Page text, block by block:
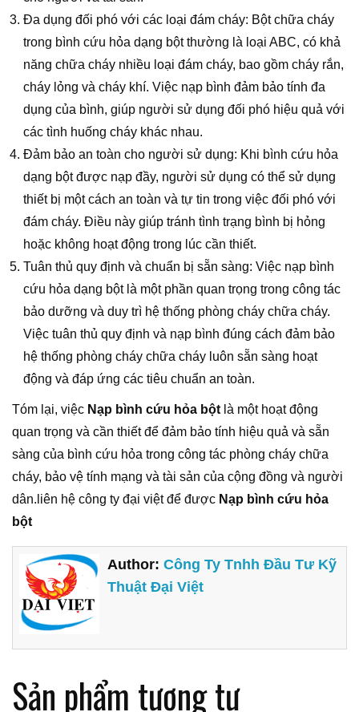
Đa dụng đối phó với các loại đám cháy: Bột chữa cháy
trong bình cứu hỏa dạng bột thường là loại ABC, có khả
năng chữa cháy nhiều loại đám cháy, bao gồm cháy rắn,
cháy lỏng và cháy khí. Việc nạp bình đảm bảo tính đa
dụng của bình, giúp người sử dụng đối phó hiệu quả với
các tình huống cháy khác nhau.
Đảm bảo an toàn cho người sử dụng: Khi bình cứu hỏa
dạng bột được nạp đầy, người sử dụng có thể sử dụng
thiết bị một cách an toàn và tự tin trong việc đối phó với
đám cháy. Điều này giúp tránh tình trạng bình bị hỏng
hoặc không hoạt động trong lúc cần thiết.
Tuân thủ quy định và chuẩn bị sẵn sàng: Việc nạp bình
cứu hỏa dạng bột là một phần quan trọng trong công tác
bảo dưỡng và duy trì hệ thống phòng cháy chữa cháy.
Việc tuân thủ quy định và nạp bình đúng cách đảm bảo
hệ thống phòng cháy chữa cháy luôn sẵn sàng hoạt
động và đáp ứng các tiêu chuẩn an toàn.
Tóm lại, việc Nạp bình cứu hỏa bột là một hoạt động
quan trọng và cần thiết để đảm bảo tính hiệu quả và sẵn
sàng của bình cứu hỏa trong công tác phòng cháy chữa
cháy, bảo vệ tính mạng và tài sản của cộng đồng và người
dân.liên hệ công ty đại việt để được Nạp bình cứu hỏa
bột
Author:Công Ty Tnhh Đầu Tư Kỹ
Thuật Đại Việt
Sản phẩm tương tự